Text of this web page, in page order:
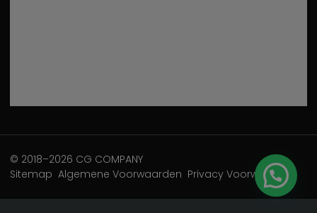
© 2018–2026 CG COMPANY
Sitemap Algemene Voorwaarden Privacy Voorwaarden